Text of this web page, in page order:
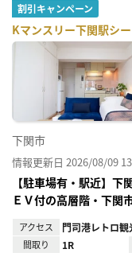
割引キャンペーン
Kマンスリー下関駅シ
下関市
情報更新日 2026/08/09
【駐車場有・駅近】下
ＥＶ付の高層階・下
アクセス 門司港レトロ観
間取り 1R